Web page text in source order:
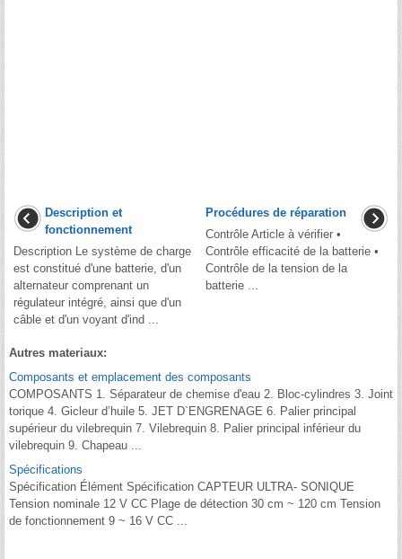
Description et
fonctionnement
Description Le système de charge
est constitué d'une batterie, d'un
alternateur comprenant un
régulateur intégré, ainsi que d'un
câble et d'un voyant d'ind ...
Procédures de réparation
Contrôle Article à vérifier •
Contrôle efficacité de la batterie •
Contrôle de la tension de la
batterie ...
Autres materiaux:
Composants et emplacement des composants
COMPOSANTS 1. Séparateur de chemise d'eau 2. Bloc-cylindres 3. Joint
torique 4. Gicleur d’huile 5. JET D`ENGRENAGE 6. Palier principal
supérieur du vilebrequin 7. Vilebrequin 8. Palier principal inférieur du
vilebrequin 9. Chapeau ...
Spécifications
Spécification Élément Spécification CAPTEUR ULTRA- SONIQUE
Tension nominale 12 V CC Plage de détection 30 cm ~ 120 cm Tension
de fonctionnement 9 ~ 16 V CC ...